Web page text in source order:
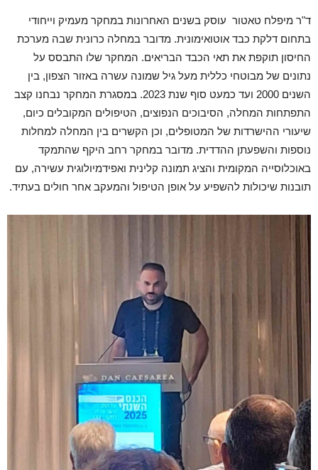
ד"ר מיפלח טאטור עוסק בשנים האחרונות במחקר מעמיק וייחודי
בתחום דלקת כבד אוטואימונית. מדובר במחלה כרונית שבה מערכת
החיסון תוקפת את תאי הכבד הבריאים. המחקר שלו התבסס על
נתונים של מבוטחי כללית מעל גיל שמונה עשרה באזור הצפון, בין
השנים 2000 ועד כמעט סוף שנת 2023. במסגרת המחקר נבחנו קצב
התפתחות המחלה, הסיבוכים הנפוצים, הטיפולים המקובלים כיום,
שיעורי ההישרדות של המטופלים, וכן הקשרים בין המחלה למחלות
נוספות והשפעתן ההדדית. מדובר במחקר רחב היקף שהתמקד
באוכלוסייה המקומית והציג תמונה קלינית ואפידמיולוגית עשירה, עם
תובנות שיכולות להשפיע על אופן הטיפול והמעקב אחר חולים בעתיד.